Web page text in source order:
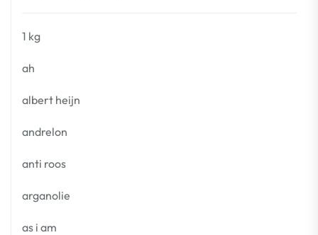
1 kg
ah
albert heijn
andrelon
anti roos
arganolie
as i am